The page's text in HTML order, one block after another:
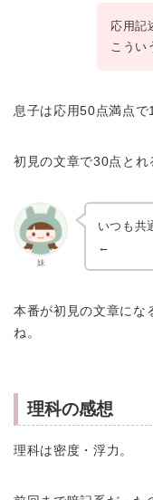
応用記
こうい
息子は応用50点満点で
初見の文章で30点とれ
妹
いつも共
←
本番が初見の文章にな
ね。
理科の感想
理科は密度・浮力。